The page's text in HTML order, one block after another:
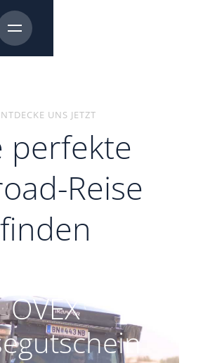
UNS JETZT
perfekte
Reise
finden
OVEX